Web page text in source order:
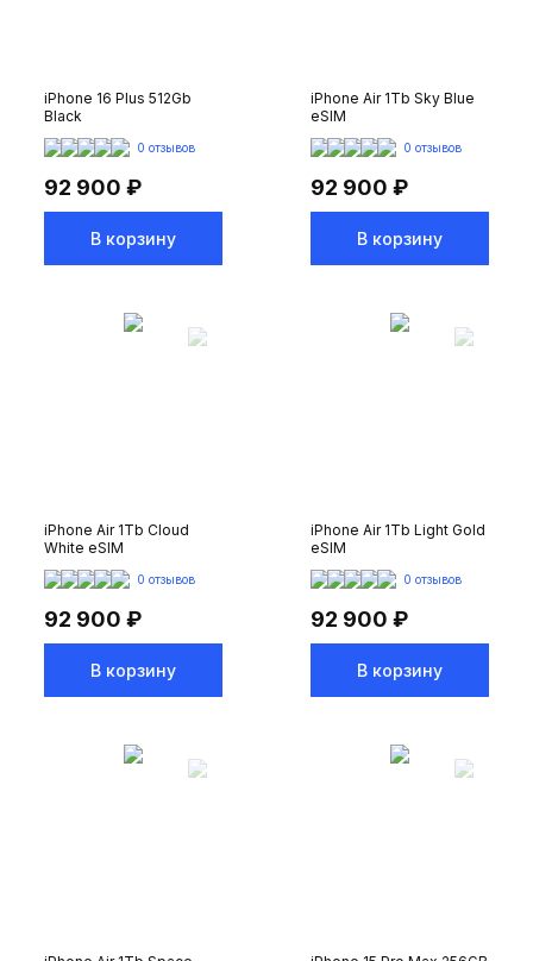
iPhone 16 Plus 512Gb
Black
0 отзывов
92 900 ₽
В корзину
iPhone Air 1Tb Sky Blue
eSIM
0 отзывов
92 900 ₽
В корзину
iPhone Air 1Tb Cloud
White eSIM
0 отзывов
92 900 ₽
В корзину
iPhone Air 1Tb Light Gold
eSIM
0 отзывов
92 900 ₽
В корзину